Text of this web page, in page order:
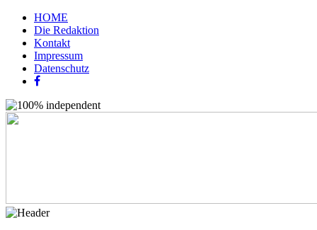
HOME
Die Redaktion
Kontakt
Impressum
Datenschutz